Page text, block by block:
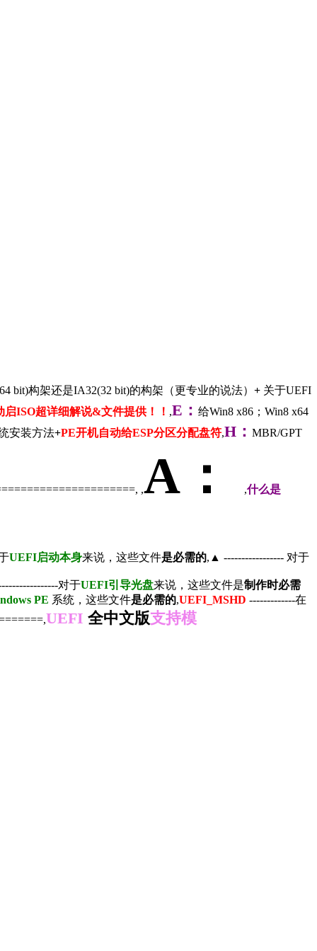
bit)构架还是IA32(32 bit)的构架（更专业的说法） + 关于UEFI
启ISO超详细解说&文件提供！！ ,E ： 给Win8 x86；Win8 x64
安装方法+PE开机自动给ESP分区分配盘符,H ： MBR/GPT
,A ： ,什么是
UEFI启动本身来说，这些文件是必需的, ▲ ----------------- 对于
对于UEFI引导光盘来说，这些文件是制作时必需
PE 系统，这些文件是必需的,UEFI_MSHD -------------在
UEFI 全中文版支持模